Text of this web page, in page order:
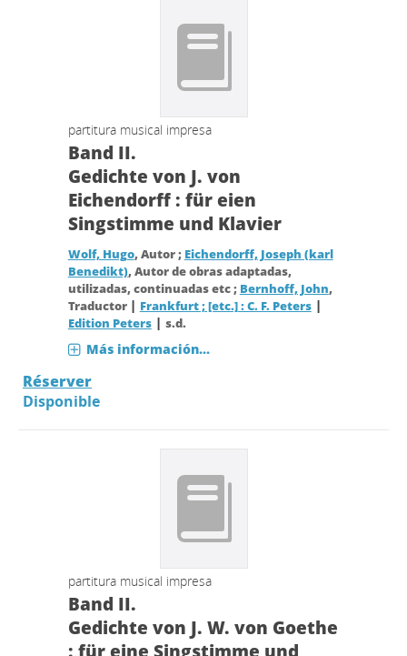
partitura musical impresa
Band II.
Gedichte von J. von
Eichendorff : für eien
Singstimme und Klavier
Wolf, Hugo, Autor ; Eichendorff, Joseph (karl
Benedikt), Autor de obras adaptadas,
utilizadas, continuadas etc ; Bernhoff, John,
Traductor | Frankfurt ; [etc.] : C. F. Peters|
Edition Peters| s.d.
Más información...
Réserver
Disponible
partitura musical impresa
Band II.
Gedichte von J. W. von Goethe